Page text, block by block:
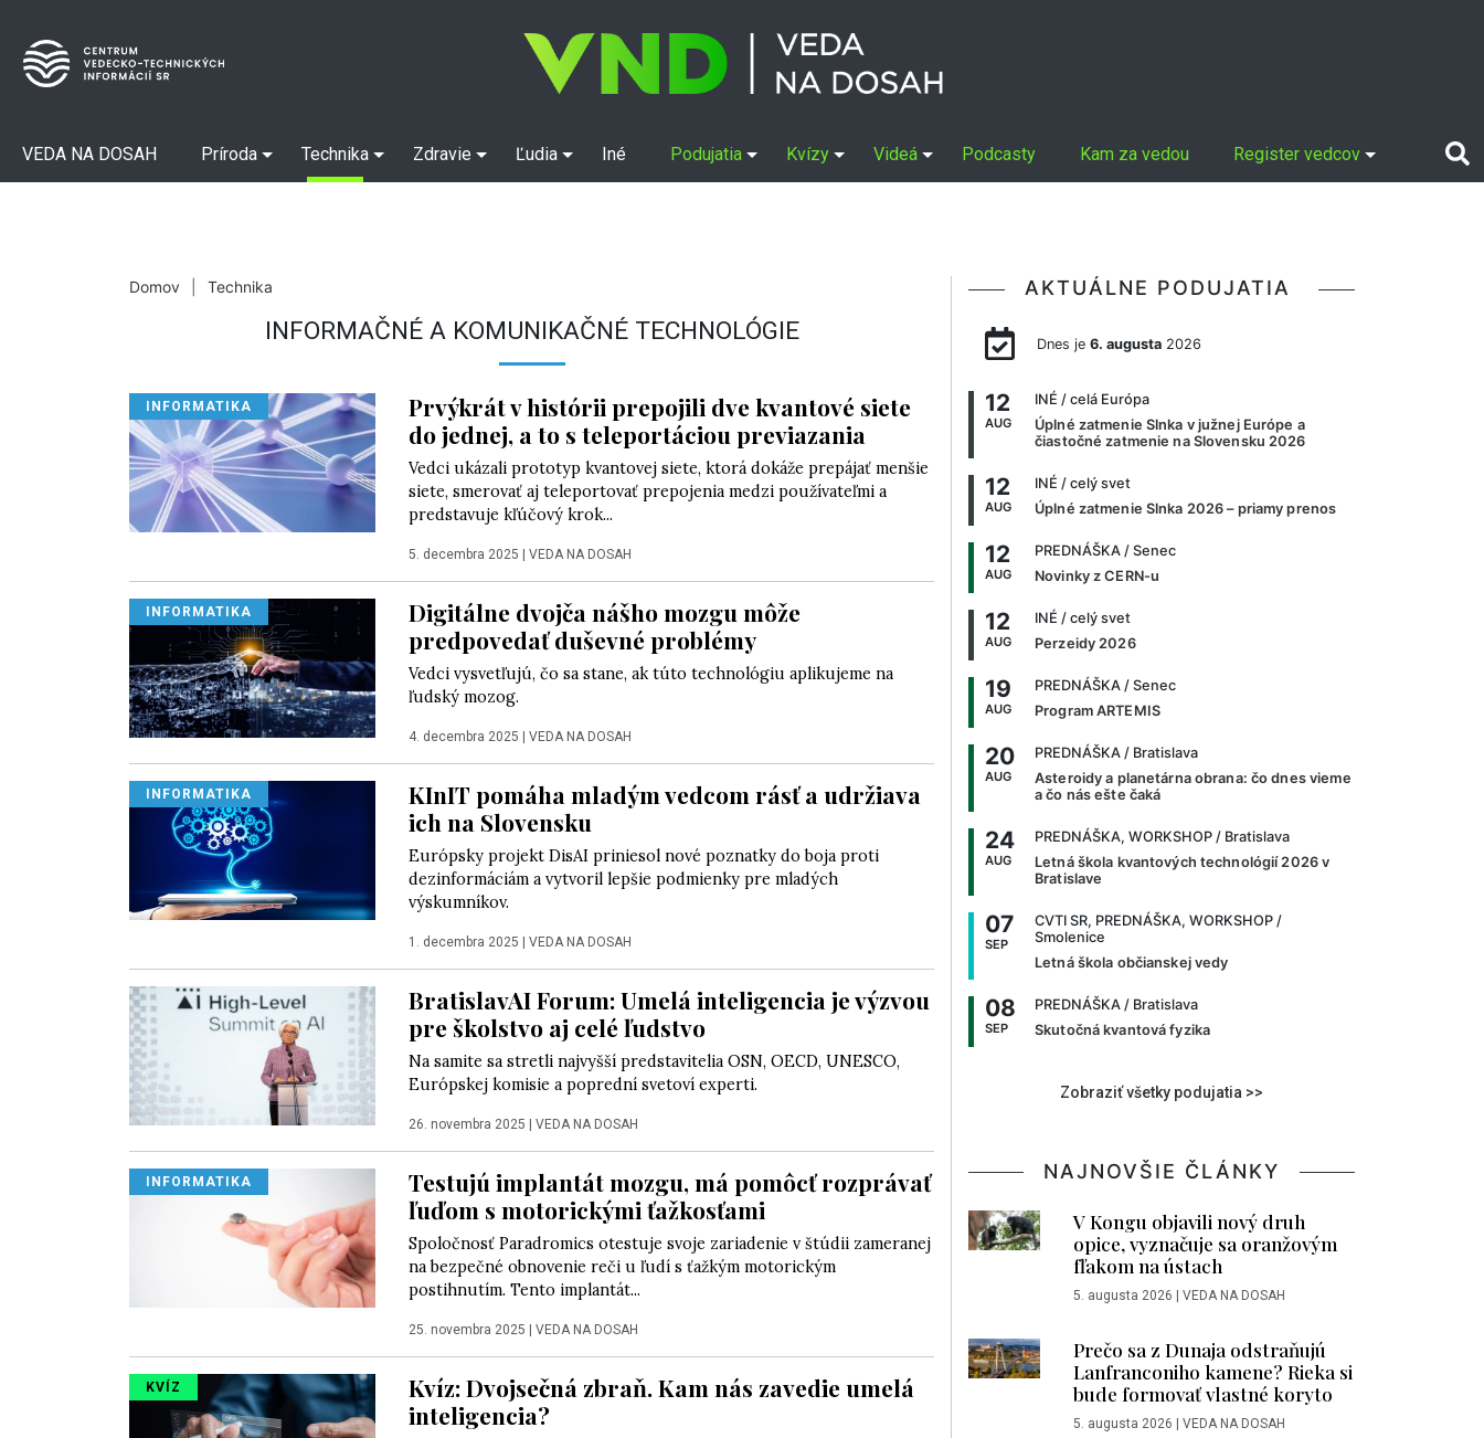
VEDA NA DOSAH Príroda Technika Zdravie Ľudia Iné Podujatia Kvízy Videá Podcasty Kam za vedou Register vedcov
Domov Technika
INFORMAČNÉ A KOMUNIKAČNÉ TECHNOLÓGIE
INFORMATIKA
Prvýkrát v histórii prepojili dve kvantové siete
do jednej, a to s teleportáciou previazania
Vedci ukázali prototyp kvantovej siete, ktorá dokáže prepájať menšie
siete, smerovať aj teleportovať prepojenia medzi používateľmi a
predstavuje kľúčový krok...
5. decembra 2025 VEDA NA DOSAH
INFORMATIKA
Digitálne dvojča nášho mozgu môže
predpovedať duševné problémy
Vedci vysvetľujú, čo sa stane, ak túto technológiu aplikujeme na
ľudský mozog.
4. decembra 2025 VEDA NA DOSAH
INFORMATIKA
KInIT pomáha mladým vedcom rásť a udržiava
ich na Slovensku
Európsky projekt DisAI priniesol nové poznatky do boja proti
dezinformáciám a vytvoril lepšie podmienky pre mladých
výskumníkov.
1. decembra 2025 VEDA NA DOSAH
BratislavAI Forum: Umelá inteligencia je výzvou
pre školstvo aj celé ľudstvo
Na samite sa stretli najvyšší predstavitelia OSN, OECD, UNESCO,
Európskej komisie a poprední svetoví experti.
26. novembra 2025 VEDA NA DOSAH
INFORMATIKA
Testujú implantát mozgu, má pomôcť rozprávať
ľuďom s motorickými ťažkosťami
Spoločnosť Paradromics otestuje svoje zariadenie v štúdii zameranej
na bezpečné obnovenie reči u ľudí s ťažkým motorickým
postihnutím. Tento implantát...
25. novembra 2025 VEDA NA DOSAH
KVÍZ
Kvíz: Dvojsečná zbraň. Kam nás zavedie umelá
inteligencia?
AKTUÁLNE PODUJATIA
Dnes je 6. augusta2026
12
AUG
INÉ / celá Európa
Úplné zatmenie Slnka v južnej Európe a
čiastočné zatmenie na Slovensku 2026
12
AUG
INÉ / celý svet
Úplné zatmenie Slnka 2026 – priamy prenos
12
AUG
PREDNÁŠKA / Senec
Novinky z CERN-u
12
AUG
INÉ / celý svet
Perzeidy 2026
19
AUG
PREDNÁŠKA / Senec
Program ARTEMIS
20
AUG
PREDNÁŠKA / Bratislava
Asteroidy a planetárna obrana: čo dnes vieme
a čo nás ešte čaká
24
AUG
PREDNÁŠKA, WORKSHOP / Bratislava
Letná škola kvantových technológií 2026 v
Bratislave
07
SEP
CVTI SR, PREDNÁŠKA, WORKSHOP /
Smolenice
Letná škola občianskej vedy
08
SEP
PREDNÁŠKA / Bratislava
Skutočná kvantová fyzika
Zobraziť všetky podujatia >>
NAJNOVŠIE ČLÁNKY
V Kongu objavili nový druh
opice, vyznačuje sa oranžovým
fľakom na ústach
5. augusta 2026 | VEDA NA DOSAH
Prečo sa z Dunaja odstraňujú
Lanfranconiho kamene? Rieka si
bude formovať vlastné koryto
5. augusta 2026 | VEDA NA DOSAH